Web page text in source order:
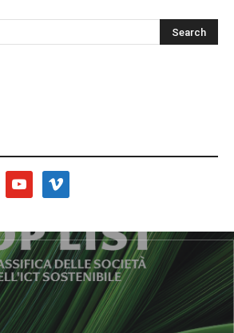
youtube vimeo